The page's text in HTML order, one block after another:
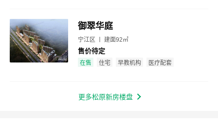
效果图
御翠华庭
宁江区 丨 建面92㎡
售价待定
在售 住宅 早教机构 医疗配套
更多松原新房楼盘